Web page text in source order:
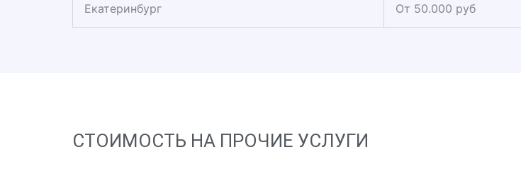
Екатеринбург От 50.000 руб
СТОИМОСТЬ НА ПРОЧИЕ УСЛУГИ